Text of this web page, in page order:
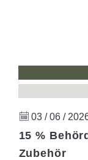
03 / 06 /
15 %
Zubehör